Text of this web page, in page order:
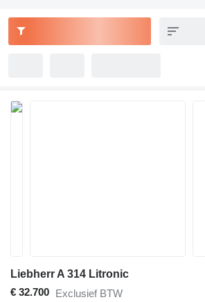
Liebherr A 314 Litronic
€ 32.700 Exclusief BTW